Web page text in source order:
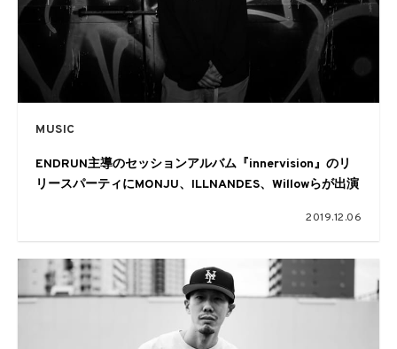
MUSIC
ENDRUN主導のセッションアルバム『innervision』のリ
リースパーティにMONJU、ILLNANDES、Willowらが出演
2019.12.06